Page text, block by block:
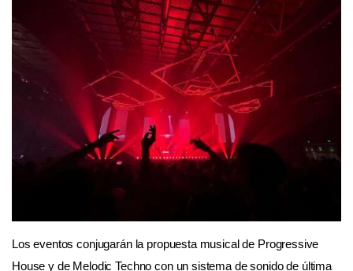
Los eventos conjugarán la propuesta musical de Progressive
House y de Melodic Techno con un sistema de sonido de última